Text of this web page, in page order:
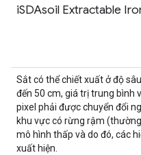
iSDAsoil Extractable
Sắt có thể chiết xuất ở độ
đến 50 cm, giá trị trung bình
pixel phải được chuyển đổi
khu vực có rừng rậm
mô hình thấp và do đó, các
xuất hiện.